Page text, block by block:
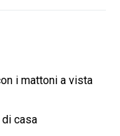
i mattoni a vista
casa